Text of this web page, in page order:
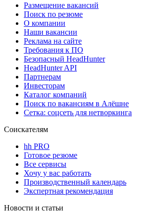
Размещение вакансий
Поиск по резюме
О компании
Наши вакансии
Реклама на сайте
Требования к ПО
Безопасный HeadHunter
HeadHunter API
Партнерам
Инвесторам
Каталог компаний
Поиск по вакансиям в Алёшне
Сетка: соцсеть для нетворкинга
Соискателям
hh PRO
Готовое резюме
Все сервисы
Хочу у вас работать
Производственный календарь
Экспертная рекомендация
Новости и статьи